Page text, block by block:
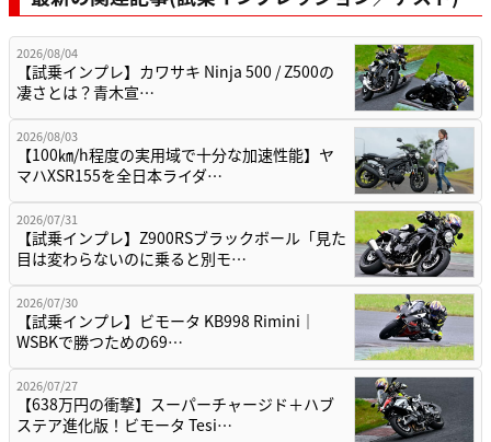
2026/08/04
【試乗インプレ】カワサキ Ninja 500 / Z500の
凄さとは？青木宣…
2026/08/03
【100㎞/h程度の実用域で十分な加速性能】ヤ
マハXSR155を全日本ライダ…
2026/07/31
【試乗インプレ】Z900RSブラックボール「見た
目は変わらないのに乗ると別モ…
2026/07/30
【試乗インプレ】ビモータ KB998 Rimini｜
WSBKで勝つための69…
2026/07/27
【638万円の衝撃】スーパーチャージド＋ハブ
ステア進化版！ビモータ Tesi…